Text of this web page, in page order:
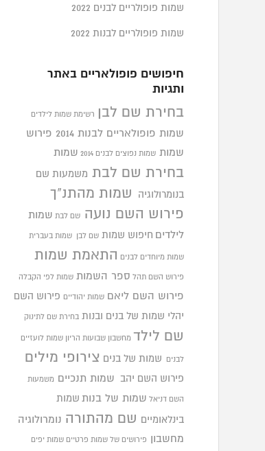
שמות פופולריים לבנים 2022
שמות פופולריים לבנות 2022
חיפושים פופולאריים באתר
ותגיות
בחירת שם לבן רשימת שמות לילדים
שמות פופולאריים לבנות 2014 פירוש
שמות שמות נפוצים לבנים 2014 שמות
בחירת שם לבת משמעות שם
בנומרולוגיה
שמות מהתנ"ך
פירוש השם נועה
שם לבת שמות
לילדים חיפוש שמות שם לבן שמות בעברית
שמות מיוחדים לבנים התאמת שמות
פירוש השם תהל ספר השמות שמות לפי הקבלה
פירוש השם ליאם שמות יהודיים פירוש השם
יהלי שמות של בנים ובנות בחירת שם לתינוק
שם לילד מחשבון שבועות הריון שמות לועזיים
לבנים שמות של בנים צירופי מילים
פירוש השם יהב שמות תנכיים משמעות
השם דניאל שמות של בנות שמות
בינלאומיים שם מהתורה נומרולוגיה
מחשבון פירושים של שמות פרטיים שמות יפים